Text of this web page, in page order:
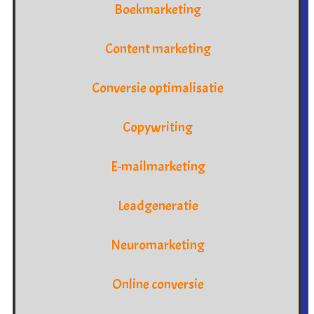
Boekmarketing
Content marketing
Conversie optimalisatie
Copywriting
E-mailmarketing
Leadgeneratie
Neuromarketing
Online conversie